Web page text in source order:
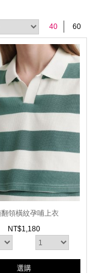
40 60
領橫紋孕哺上衣
NT$1,180
選購